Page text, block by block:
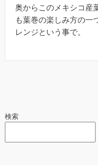
奥からこのメキシコ産
も葉巻の楽しみ方の一
レンジという事で。
検索